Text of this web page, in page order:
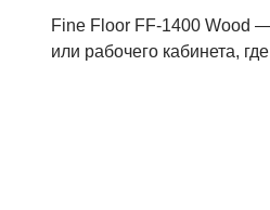
Fine Floor FF-1400 Wood
или рабочего кабинета,